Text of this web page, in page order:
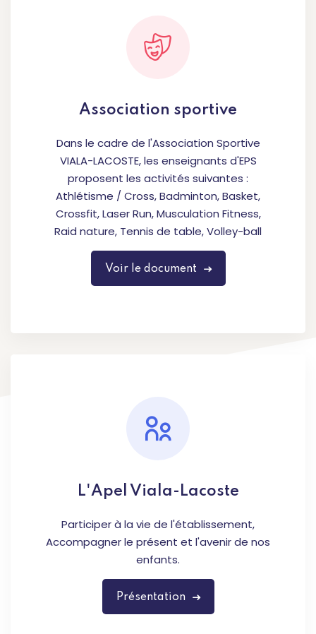
Association sportive
Dans le cadre de l'Association Sportive
VIALA-LACOSTE, les enseignants d'EPS
proposent les activités suivantes :
Athlétisme / Cross, Badminton, Basket,
Crossfit, Laser Run, Musculation Fitness,
Raid nature, Tennis de table, Volley-ball
Voir le document
L'Apel Viala-Lacoste
Participer à la vie de l'établissement,
Accompagner le présent et l'avenir de nos
enfants.
Présentation